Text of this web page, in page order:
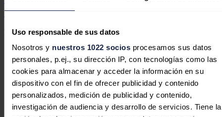
Uso responsable de sus datos
Nosotros y nuestros 1022 sociosprocesamos sus datos
personales, p.ej., su dirección IP, con tecnologías como las
cookies para almacenar y acceder la información en su
dispositivo con el fin de ofrecer publicidad y contenido
personalizados, medición de publicidad y contenido,
investigación de audiencia y desarrollo de servicios. Tiene la
navegación en Ormuz
Redacción14/07/2026